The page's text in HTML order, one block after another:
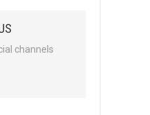
channels